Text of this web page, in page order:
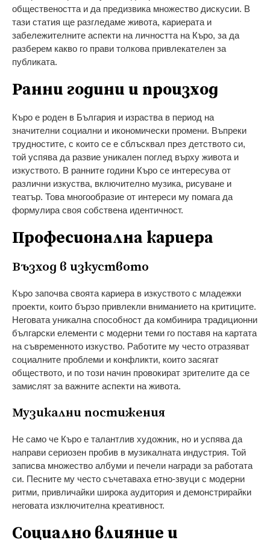
обществеността и да предизвика множество дискусии. В
тази статия ще разгледаме живота, кариерата и
забележителните аспекти на личността на Къро, за да
разберем какво го прави толкова привлекателен за
публиката.
Ранни години и произход
Къро е роден в България и израства в период на
значителни социални и икономически промени. Въпреки
трудностите, с които се е сблъсквал през детството си,
той успява да развие уникален поглед върху живота и
изкуството. В ранните години Къро се интересува от
различни изкуства, включително музика, рисуване и
театър. Това многообразие от интереси му помага да
формулира своя собствена идентичност.
Професионална кариера
Възход в изкуството
Къро започва своята кариера в изкуството с младежки
проекти, които бързо привлекли вниманието на критиците.
Неговата уникална способност да комбинира традиционни
български елементи с модерни теми го поставя на картата
на съвременното изкуство. Работите му често отразяват
социалните проблеми и конфликти, които засягат
обществото, и по този начин провокират зрителите да се
замислят за важните аспекти на живота.
Музикални постижения
Не само че Къро е талантлив художник, но и успява да
направи сериозен пробив в музикалната индустрия. Той
записва множество албуми и печели награди за работата
си. Песните му често съчетаваха етно-звуци с модерни
ритми, привличайки широка аудитория и демонстрирайки
неговата изключителна креативност.
Социално влияние и